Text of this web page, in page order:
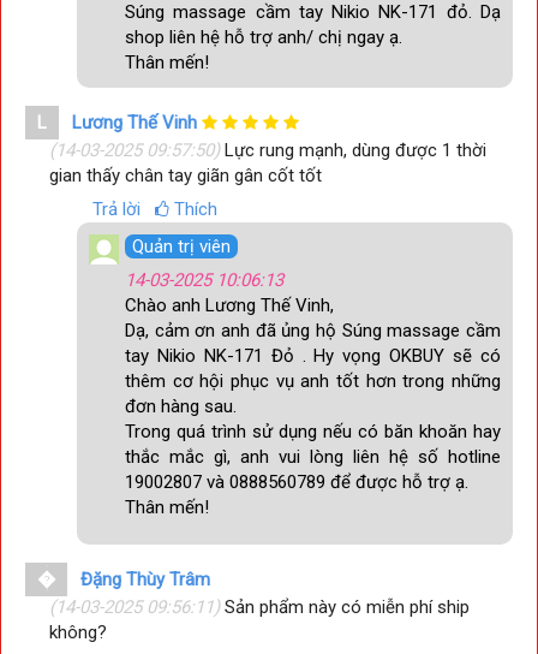
6 đầu massage chuyên dụng cho từng vị trí
Súng massage gun giảm căng cơ Nhật Bản Nikio NK-171đi
kèm với 6 đầu massage chuyên dụng. Các đầu massage
thiết kế dựa trên cơ chế hoạt động của các vận động
viên, dân tập thể hình, người lao động với cường độ cao. Mô
cơ chế sinh học của cơ thể để thích ứng hoàn hảo với
từng nhóm cơ, từng bộ phận nhằm mang đến hiệu quả
massage cao nhất cho người dùng.
Súng massage cầm tay Nikio NK-171 đỏ. Dạ
shop liên hệ hỗ trợ anh/ chị ngay ạ.
Thân mến!
L
Lương Thế Vinh
(14-03-2025 09:57:50)Lực rung mạnh, dùng được 1 thời
gian thấy chân tay giãn gân cốt tốt
Trả lời
Thích
Quản trị viên
14-03-2025 10:06:13
Chào anh Lương Thế Vinh,
Dạ, cảm ơn anh đã ủng hộ Súng massage cầm
tay Nikio NK-171 Đỏ . Hy vọng OKBUY sẽ có
thêm cơ hội phục vụ anh tốt hơn trong những
đơn hàng sau.
Trong quá trình sử dụng nếu có băn khoăn hay
thắc mắc gì, anh vui lòng liên hệ số hotline
19002807 và 0888560789 để được hỗ trợ ạ.
Thân mến!
�
Đặng Thùy Trâm
(14-03-2025 09:56:11)Sản phẩm này có miễn phí ship
không?